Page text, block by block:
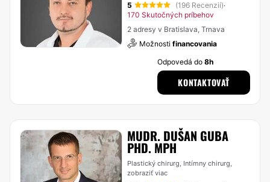
5 (196 Recenzií)·
170 Skutočných príbehov
2 adresy v Bratislava, Trnava
Možnosti financovania
Odpovedá do8h
KONTAKTOVAŤ
MUDR. DUŠAN GUBA
PHD. MPH
Plastický chirurg, Intímny chirurg,
zobraziť viac